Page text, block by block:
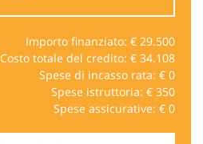
Importo finanziato: € 29.500
Costo totale del credito: € 34.108
Spese di incasso rata: € 0
Spese istruttoria: € 350
Spese assicurative: € 0